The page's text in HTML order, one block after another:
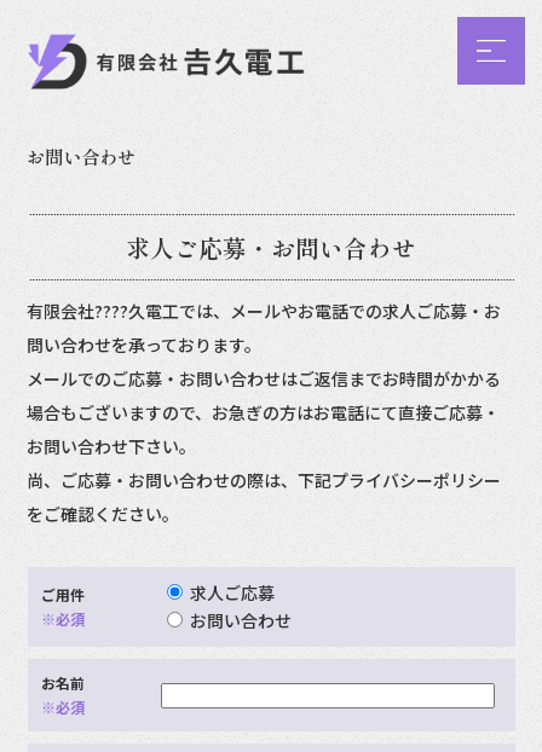
お問い合わせ
求人ご応募・お問い合わせ
有限会社????久電工では、メールやお電話での求人ご応募・お
問い合わせを承っております。
メールでのご応募・お問い合わせはご返信までお時間がかかる
場合もございますので、お急ぎの方はお電話にて直接ご応募・
お問い合わせ下さい。
尚、ご応募・お問い合わせの際は、下記プライバシーポリシー
をご確認ください。
ご用件
※必須
求人ご応募
お問い合わせ
お名前
※必須